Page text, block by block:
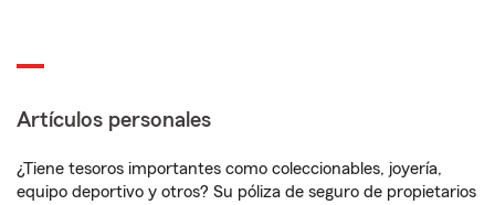
Artículos personales
¿Tiene tesoros importantes como coleccionables, joyería,
equipo deportivo y otros? Su póliza de seguro de propietarios